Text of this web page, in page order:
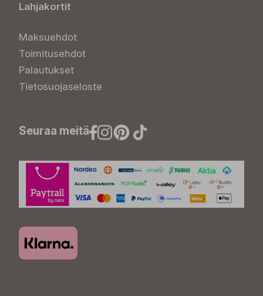
Lahjakortit
Maksuehdot
Toimitusehdot
Palautukset
Tietosuojaseloste
Seuraa meitä